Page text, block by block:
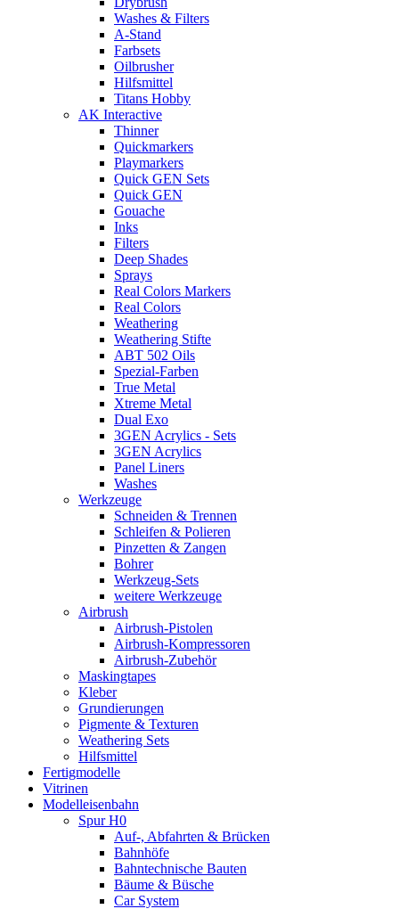
Washes & Filters
A-Stand
Farbsets
Oilbrusher
Hilfsmittel
Titans Hobby
AK Interactive
Thinner
Quickmarkers
Playmarkers
Quick GEN Sets
Quick GEN
Gouache
Inks
Filters
Deep Shades
Sprays
Real Colors Markers
Real Colors
Weathering
Weathering Stifte
ABT 502 Oils
Spezial-Farben
True Metal
Xtreme Metal
Dual Exo
3GEN Acrylics - Sets
3GEN Acrylics
Panel Liners
Washes
Werkzeuge
Schneiden & Trennen
Schleifen & Polieren
Pinzetten & Zangen
Bohrer
Werkzeug-Sets
weitere Werkzeuge
Airbrush
Airbrush-Pistolen
Airbrush-Kompressoren
Airbrush-Zubehör
Maskingtapes
Kleber
Grundierungen
Pigmente & Texturen
Weathering Sets
Hilfsmittel
Fertigmodelle
Vitrinen
Modelleisenbahn
Spur H0
Auf-, Abfahrten & Brücken
Bahnhöfe
Bahntechnische Bauten
Bäume & Büsche
Car System